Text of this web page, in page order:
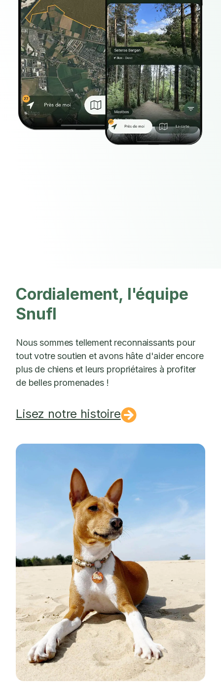
Cordialement, l'équipe
Snufl
Nous sommes tellement reconnaissants pour
tout votre soutien et avons hâte d'aider encore
plus de chiens et leurs propriétaires à profiter
de belles promenades !
Lisez notre histoire